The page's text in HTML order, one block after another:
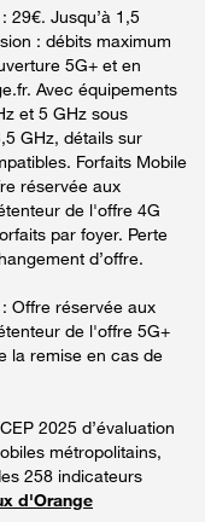
29€. Jusqu’à 1,5
: débits maximum
5G+ et en
Avec équipements
et 5 GHz sous
GHz, détails sur
Forfaits Mobile
réservée aux
de l'offre 4G
par foyer. Perte
d’offre.
: Offre réservée aux
de l'offre 5G+
la remise en cas de
2025 d’évaluation
métropolitains,
258 indicateurs
d'Orange